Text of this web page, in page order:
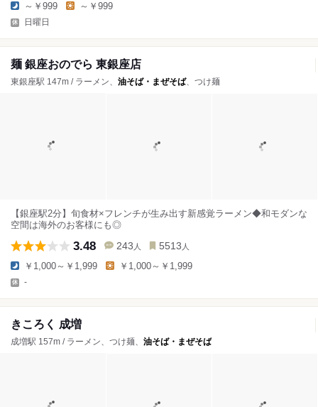
～￥999 ～￥999
日曜日
麺 銀座おのでら 東銀座店
東銀座駅 147m / ラーメン、 油そば・まぜそば、つけ麺
【銀座駅2分】旬食材×フレンチが生み出す新感覚ラーメン◆和モダンな
空間は海外のお客様にも◎
3.48 243 人 5513 人
￥1,000～￥1,999 ￥1,000～￥1,999
-
きころく 成増
成増駅 157m / ラーメン、つけ麺、 油そば・まぜそば